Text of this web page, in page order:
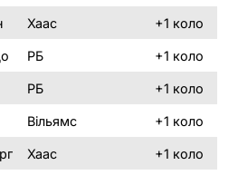
Хаас +1 коло
РБ +1 коло
РБ +1 коло
Вільямс +1 коло
Хаас +1 коло